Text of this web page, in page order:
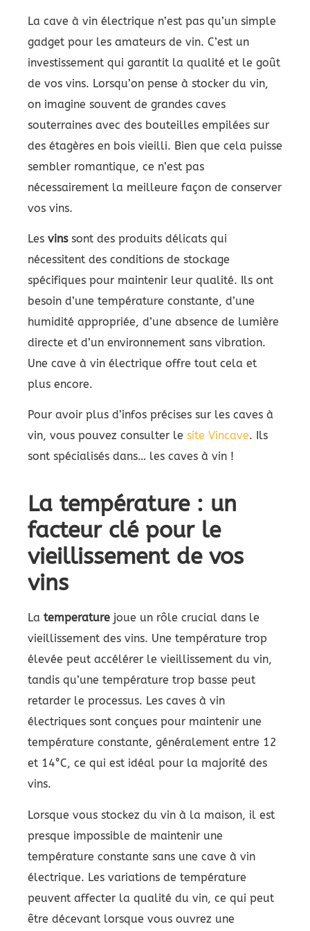
La cave à vin électrique n’est pas qu’un simple
gadget pour les amateurs de vin. C’est un
investissement qui garantit la qualité et le goût
de vos vins. Lorsqu’on pense à stocker du vin,
on imagine souvent de grandes caves
souterraines avec des bouteilles empilées sur
des étagères en bois vieilli. Bien que cela puisse
sembler romantique, ce n’est pas
nécessairement la meilleure façon de conserver
vos vins.
Les vinssont des produits délicats qui
nécessitent des conditions de stockage
spécifiques pour maintenir leur qualité. Ils ont
besoin d’une température constante, d’une
humidité appropriée, d’une absence de lumière
directe et d’un environnement sans vibration.
Une cave à vin électrique offre tout cela et
plus encore.
Pour avoir plus d’infos précises sur les caves à
vin, vous pouvez consulter le site Vincave. Ils
sont spécialisés dans… les caves à vin !
La température : un
facteur clé pour le
vieillissement de vos
vins
La temperature joue un rôle crucial dans le
vieillissement des vins. Une température trop
élevée peut accélérer le vieillissement du vin,
tandis qu’une température trop basse peut
retarder le processus. Les caves à vin
électriques sont conçues pour maintenir une
température constante, généralement entre 12
et 14°C, ce qui est idéal pour la majorité des
vins.
Lorsque vous stockez du vin à la maison, il est
presque impossible de maintenir une
température constante sans une cave à vin
électrique. Les variations de température
peuvent affecter la qualité du vin, ce qui peut
être décevant lorsque vous ouvrez une